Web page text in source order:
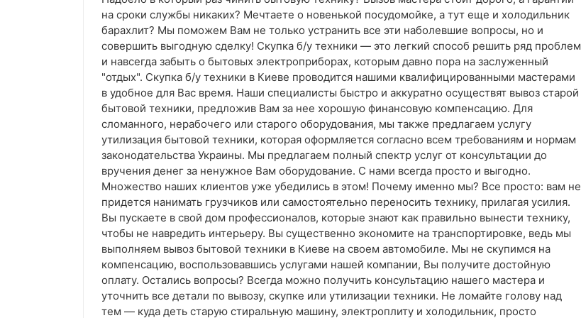
на сроки службы никаких? Мечтаете о новенькой посудомойке, а тут еще и холодильник
барахлит? Мы поможем Вам не только устранить все эти наболевшие вопросы, но и
совершить выгодную сделку! Скупка б/у техники — это легкий способ решить ряд проблем
и навсегда забыть о бытовых электроприборах, которым давно пора на заслуженный
"отдых". Скупка б/у техники в Киеве проводится нашими квалифицированными мастерами
в удобное для Вас время. Наши специалисты быстро и аккуратно осуществят вывоз старой
бытовой техники, предложив Вам за нее хорошую финансовую компенсацию. Для
сломанного, нерабочего или старого оборудования, мы также предлагаем услугу
утилизация бытовой техники, которая оформляется согласно всем требованиям и нормам
законодательства Украины. Мы предлагаем полный спектр услуг от консультации до
вручения денег за ненужное Вам оборудование. С нами всегда просто и выгодно.
Множество наших клиентов уже убедились в этом! Почему именно мы? Все просто: вам не
придется нанимать грузчиков или самостоятельно переносить технику, прилагая усилия.
Вы пускаете в свой дом профессионалов, которые знают как правильно вынести технику,
чтобы не навредить интерьеру. Вы существенно экономите на транспортировке, ведь мы
выполняем вывоз бытовой техники в Киеве на своем автомобиле. Мы не скупимся на
компенсацию, воспользовавшись услугами нашей компании, Вы получите достойную
оплату. Остались вопросы? Всегда можно получить консультацию нашего мастера и
уточнить все детали по вывозу, скупке или утилизации техники. Не ломайте голову над
тем — куда деть старую стиральную машину, электроплиту и холодильник, просто